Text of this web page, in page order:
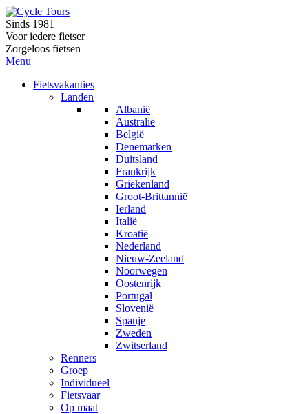
Sinds 1981
Voor iedere fietser
Zorgeloos fietsen
Menu
Fietsvakanties
Landen
Albanië
Australië
België
Denemarken
Duitsland
Frankrijk
Griekenland
Groot-Brittannië
Ierland
Italië
Kroatië
Nederland
Nieuw-Zeeland
Noorwegen
Oostenrijk
Portugal
Slovenië
Spanje
Zweden
Zwitserland
Renners
Groep
Individueel
Fietsvaar
Op maat